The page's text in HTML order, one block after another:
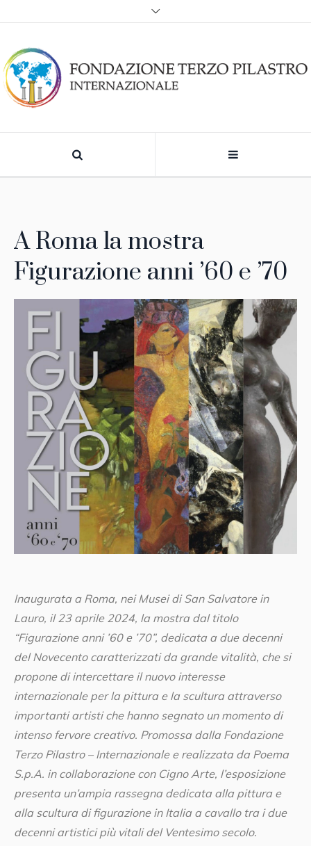
A Roma la mostra
Figurazione anni ’60 e ’70
Inaugurata a Roma, nei Musei di San Salvatore in
Lauro, il 23 aprile 2024, la mostra dal titolo
“Figurazione anni ’60 e ’70”, dedicata a due decenni
del Novecento caratterizzati da grande vitalità, che si
propone di intercettare il nuovo interesse
internazionale per la pittura e la scultura attraverso
importanti artisti che hanno segnato un momento di
intenso fervore creativo. Promossa dalla Fondazione
Terzo Pilastro – Internazionale e realizzata da Poema
S.p.A. in collaborazione con Cigno Arte, l’esposizione
presenta un’ampia rassegna dedicata alla pittura e
alla scultura di figurazione in Italia a cavallo tra i due
decenni artistici più vitali del Ventesimo secolo.